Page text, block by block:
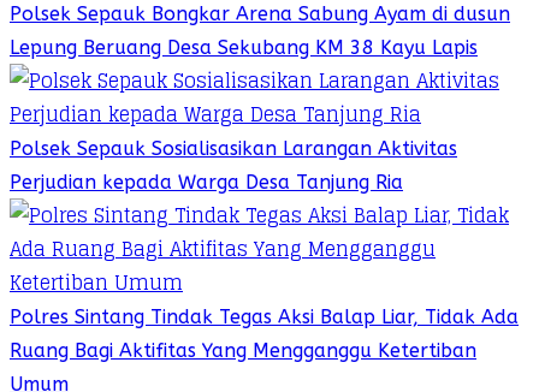
Polsek Sepauk Bongkar Arena Sabung Ayam di dusun
Lepung Beruang Desa Sekubang KM 38 Kayu Lapis
Polsek Sepauk Sosialisasikan Larangan Aktivitas
Perjudian kepada Warga Desa Tanjung Ria
Polres Sintang Tindak Tegas Aksi Balap Liar, Tidak Ada
Ruang Bagi Aktifitas Yang Mengganggu Ketertiban
Umum